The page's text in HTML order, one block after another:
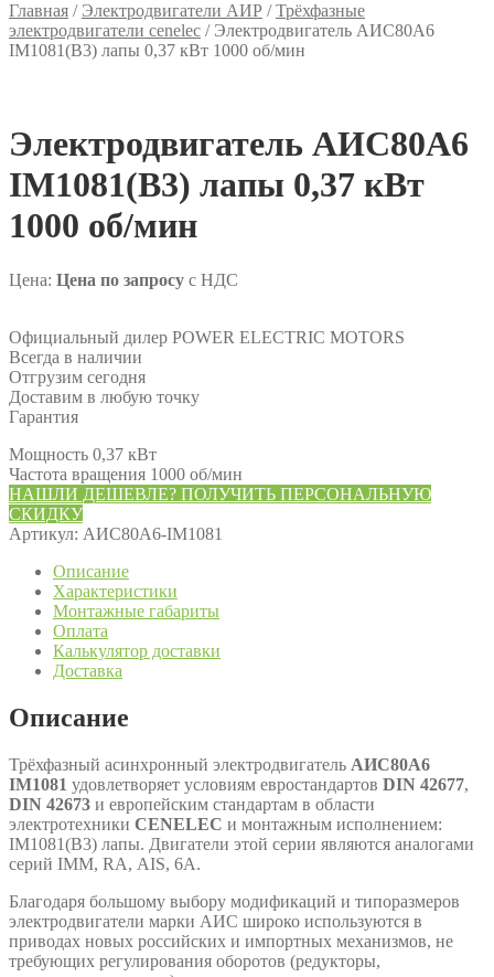
Главная / Электродвигатели АИР /Трёхфазные
электродвигатели cenelec / Электродвигатель АИС80А6
IM1081(B3) лапы 0,37 кВт 1000 об/мин
Электродвигатель АИС80А6
IM1081(B3) лапы 0,37 кВт
1000 об/мин
Цена: Цена по запросу с НДС
Официальный дилер POWER ELECTRIC MOTORS
Всегда в наличии
Отгрузим сегодня
Доставим в любую точку
Гарантия
Мощность 0,37 кВт
Частота вращения 1000 об/мин
НАШЛИ ДЕШЕВЛЕ? ПОЛУЧИТЬ ПЕРСОНАЛЬНУЮ
СКИДКУ
Артикул: АИС80А6-IM1081
Описание
Характеристики
Монтажные габариты
Оплата
Калькулятор доставки
Доставка
Описание
Трёхфазный асинхронный электродвигатель АИС80А6
IM1081 удовлетворяет условиям евростандартов DIN 42677,
DIN 42673 и европейским стандартам в области
электротехники CENELEC и монтажным исполнением:
IM1081(B3) лапы. Двигатели этой серии являются аналогами
серий IMM, RA, АIS, 6A.
Благодаря большому выбору модификаций и типоразмеров
электродвигатели марки АИС широко используются в
приводах новых российских и импортных механизмов, не
требующих регулирования оборотов (редукторы,